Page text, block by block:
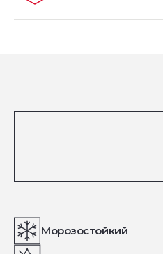
Морозостойкий